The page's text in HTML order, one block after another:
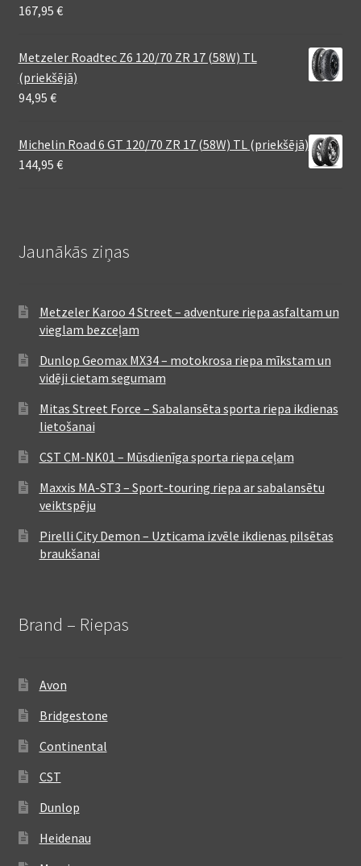
167,95 €
Metzeler Roadtec Z6 120/70 ZR 17 (58W) TL
(priekšējā)
94,95 €
Michelin Road 6 GT 120/70 ZR 17 (58W) TL (priekšējā)
144,95 €
Jaunākās ziņas
Metzeler Karoo 4 Street – adventure riepa asfaltam un
vieglam bezceļam
Dunlop Geomax MX34 – motokrosa riepa mīkstam un
vidēji cietam segumam
Mitas Street Force – Sabalansēta sporta riepa ikdienas
lietošanai
CST CM-NK01 – Mūsdienīga sporta riepa ceļam
Maxxis MA-ST3 – Sport-touring riepa ar sabalansētu
veiktspēju
Pirelli City Demon – Uzticama izvēle ikdienas pilsētas
braukšanai
Brand – Riepas
Avon
Bridgestone
Continental
CST
Dunlop
Heidenau